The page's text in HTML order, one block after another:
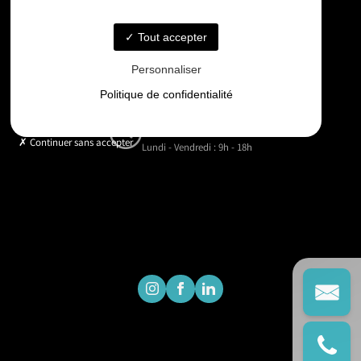
contact@gd-drones-services.fr
Horaires
Lundi - Vendredi : 9h - 18h
Tout accepter
Personnaliser
Politique de confidentialité
Continuer sans accepter